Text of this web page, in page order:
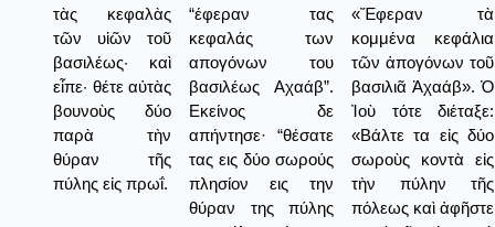
τὰς κεφαλὰς
τῶν υἱῶν τοῦ
βασιλέως· καὶ
εἶπε· θέτε αὐτὰς
βουνοὺς δύο
παρὰ τὴν
θύραν τῆς
πύλης εἰς πρωΐ.
“έφεραν τας
κεφαλάς των
απογόνων του
βασιλέως Αχαάβ”.
Εκείνος δε
απήντησε· “θέσατε
τας εις δύο σωρούς
πλησίον εις την
θύραν της πύλης
«Ἔφεραν τὰ
κομμένα κεφάλια
τῶν ἀπογόνων τοῦ
βασιλιᾶ Ἀχαάβ». Ὁ
Ἰοὺ τότε διέταξε:
«Βάλτε τα εἰς δύο
σωροὺς κοντὰ εἰς
τὴν πύλην τῆς
πόλεως καὶ ἀφῆστε